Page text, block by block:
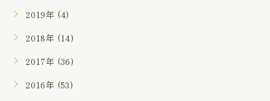
2019年 (4)
2018年 (14)
2017年 (36)
2016年 (53)